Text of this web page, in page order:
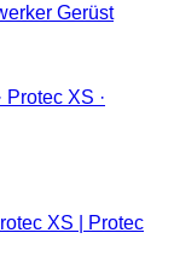
Gerüst
XS | Protec